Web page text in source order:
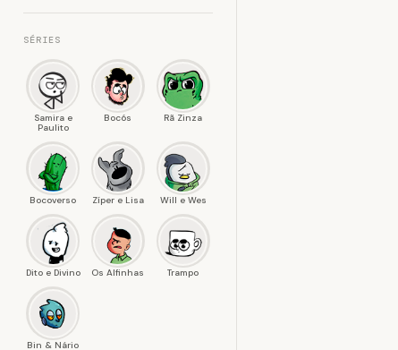
SÉRIES
Samira e
Paulito
Bocós Rã Zinza
Bocoverso Zíper e Lisa Will e Wes
Dito e Divino Os Alfinhas Trampo
Bin & Nário